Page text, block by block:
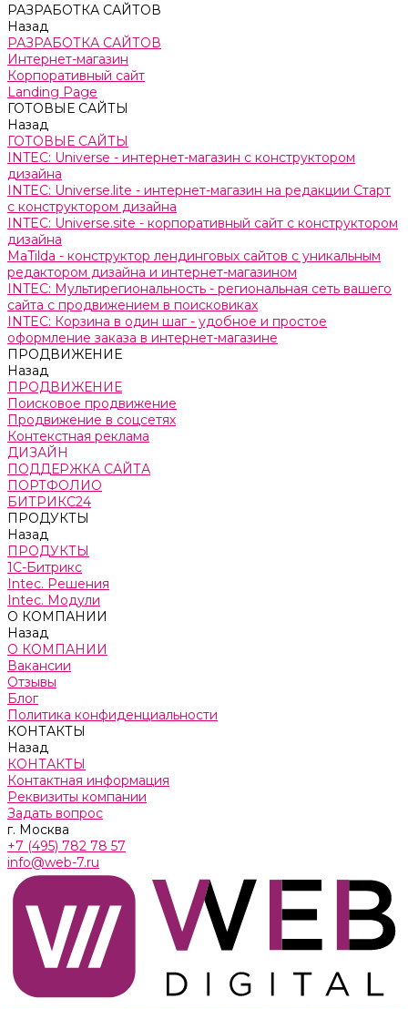
РАЗРАБОТКА САЙТОВ
Назад
РАЗРАБОТКА САЙТОВ
Интернет-магазин
Корпоративный сайт
Landing Page
ГОТОВЫЕ САЙТЫ
Назад
ГОТОВЫЕ САЙТЫ
INTEC: Universe - интернет-магазин с конструктором
дизайна
INTEC: Universe.lite - интернет-магазин на редакции Старт
с конструктором дизайна
INTEC: Universe.site - корпоративный сайт с конструктором
дизайна
MaTilda - конструктор лендинговых сайтов с уникальным
редактором дизайна и интернет-магазином
INTEC: Мультирегиональность - региональная сеть вашего
сайта с продвижением в поисковиках
INTEC: Корзина в один шаг - удобное и простое
оформление заказа в интернет-магазине
ПРОДВИЖЕНИЕ
Назад
ПРОДВИЖЕНИЕ
Поисковое продвижение
Продвижение в соцсетях
Контекстная реклама
ДИЗАЙН
ПОДДЕРЖКА САЙТА
ПОРТФОЛИО
БИТРИКС24
ПРОДУКТЫ
Назад
ПРОДУКТЫ
1С-Битрикс
Intec. Решения
Intec. Модули
О КОМПАНИИ
Назад
О КОМПАНИИ
Вакансии
Отзывы
Блог
Политика конфиденциальности
КОНТАКТЫ
Назад
КОНТАКТЫ
Контактная информация
Реквизиты компании
Задать вопрос
г. Москва
+7 (495) 782 78 57
info@web-7.ru